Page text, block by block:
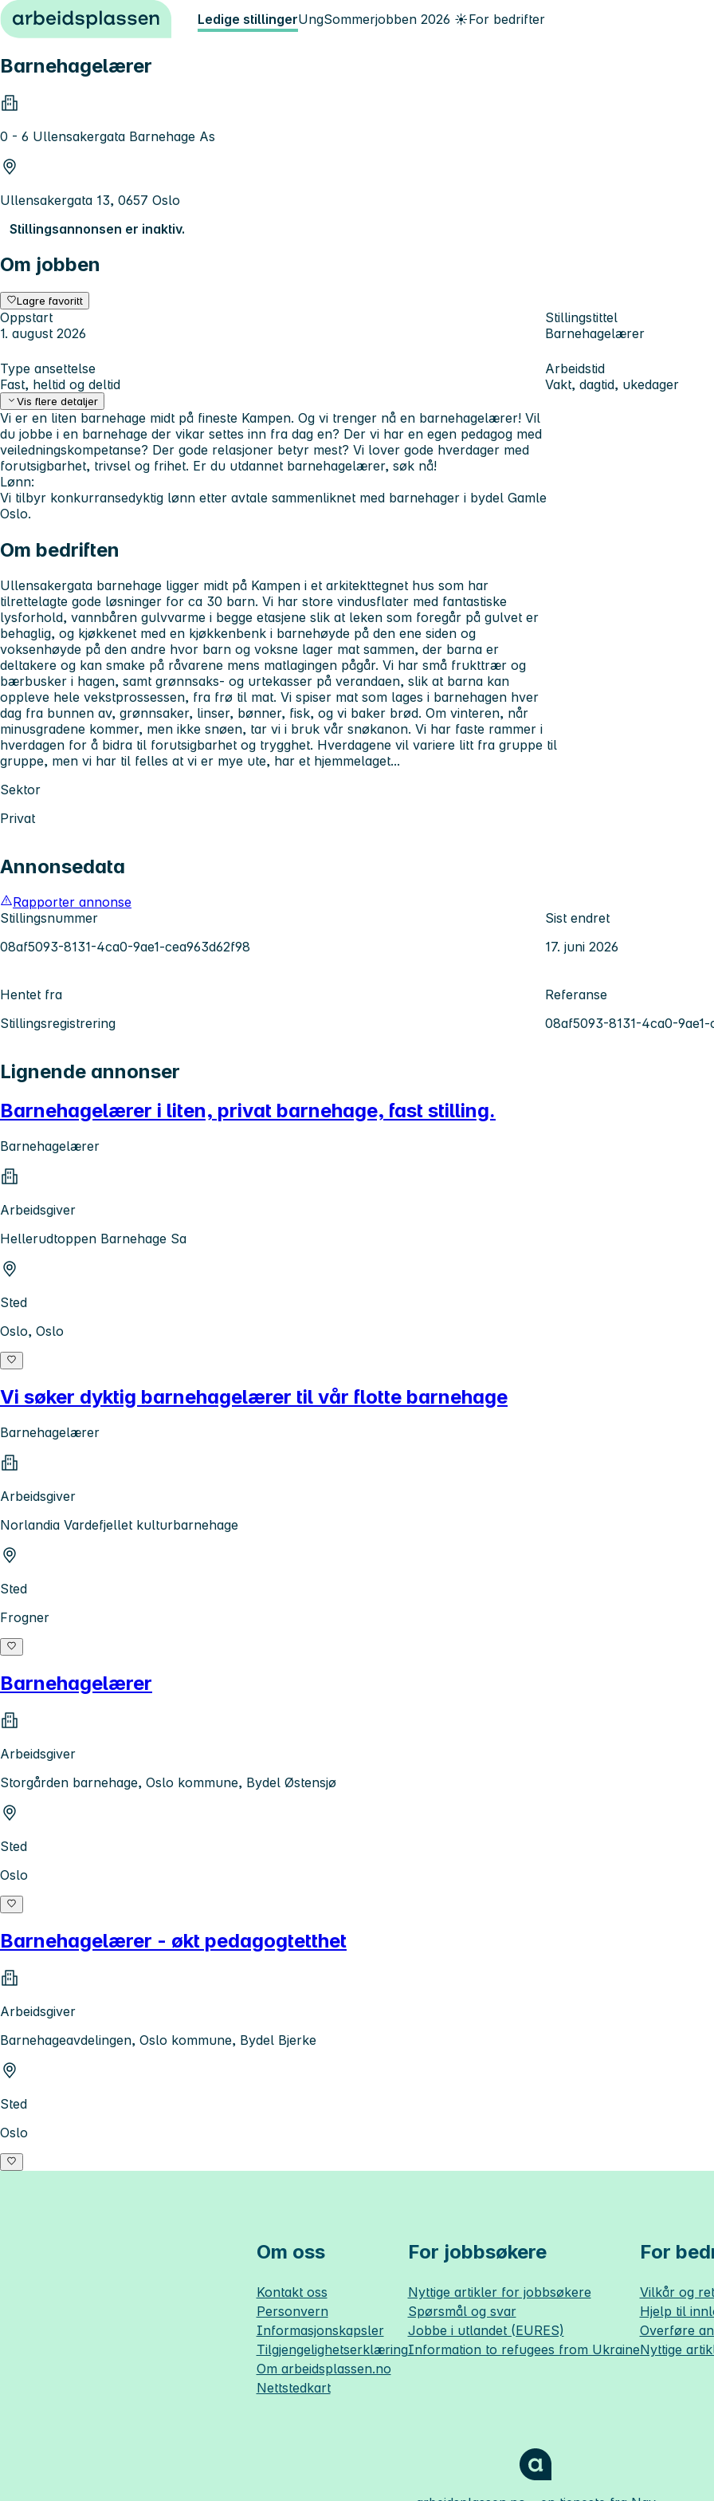
Hopp til innhold Ledige stillingerUngSommerjobben 2026 ☀️For bedrifter
Barnehagelærer
0 - 6 Ullensakergata Barnehage As
Ullensakergata 13, 0657 Oslo
Stillingsannonsen er inaktiv.
Om jobben
Lagre favoritt
Oppstart
1. august 2026
Stillingstittel
Barnehagelærer
Type ansettelse
Fast, heltid og deltid
Arbeidstid
Vakt, dagtid, ukedager
Vis flere detaljer
Vi er en liten barnehage midt på fineste Kampen. Og vi trenger nå en barnehagelærer! Vil
du jobbe i en barnehage der vikar settes inn fra dag en? Der vi har en egen pedagog med
veiledningskompetanse? Der gode relasjoner betyr mest? Vi lover gode hverdager med
forutsigbarhet, trivsel og frihet. Er du utdannet barnehagelærer, søk nå!
Lønn:
Vi tilbyr konkurransedyktig lønn etter avtale sammenliknet med barnehager i bydel Gamle
Oslo.
Om bedriften
Ullensakergata barnehage ligger midt på Kampen i et arkitekttegnet hus som har
tilrettelagte gode løsninger for ca 30 barn. Vi har store vindusflater med fantastiske
lysforhold, vannbåren gulvvarme i begge etasjene slik at leken som foregår på gulvet er
behaglig, og kjøkkenet med en kjøkkenbenk i barnehøyde på den ene siden og
voksenhøyde på den andre hvor barn og voksne lager mat sammen, der barna er
deltakere og kan smake på råvarene mens matlagingen pågår. Vi har små frukttrær og
bærbusker i hagen, samt grønnsaks- og urtekasser på verandaen, slik at barna kan
oppleve hele vekstprossessen, fra frø til mat. Vi spiser mat som lages i barnehagen hver
dag fra bunnen av, grønnsaker, linser, bønner, fisk, og vi baker brød. Om vinteren, når
minusgradene kommer, men ikke snøen, tar vi i bruk vår snøkanon. Vi har faste rammer i
hverdagen for å bidra til forutsigbarhet og trygghet. Hverdagene vil variere litt fra gruppe til
gruppe, men vi har til felles at vi er mye ute, har et hjemmelaget...
Sektor
Privat
Annonsedata
Rapporter annonse
Stillingsnummer
08af5093-8131-4ca0-9ae1-cea963d62f98
Sist endret
17. juni 2026
Hentet fra
Stillingsregistrering
Referanse
08af5093-8131-4ca0-9ae1-
Lignende annonser
Barnehagelærer i liten, privat barnehage, fast stilling.
Barnehagelærer
Arbeidsgiver
Hellerudtoppen Barnehage Sa
Sted
Oslo, Oslo
Vi søker dyktig barnehagelærer til vår flotte barnehage
Barnehagelærer
Arbeidsgiver
Norlandia Vardefjellet kulturbarnehage
Sted
Frogner
Barnehagelærer
Arbeidsgiver
Storgården barnehage, Oslo kommune, Bydel Østensjø
Sted
Oslo
Barnehagelærer - økt pedagogtetthet
Arbeidsgiver
Barnehageavdelingen, Oslo kommune, Bydel Bjerke
Sted
Oslo
Om oss
Kontakt oss
Personvern
Informasjonskapsler
Tilgjengelighetserklæring
Om arbeidsplassen.no
Nettstedkart
For jobbsøkere
Nyttige artikler for jobbsøkere
Spørsmål og svar
Jobbe i utlandet (EURES)
Information to refugees from Ukraine
For
Vilkår og
Hjelp til
Overføre
Nyttige